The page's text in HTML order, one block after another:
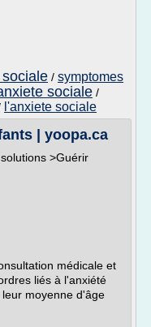
/ symptomes
sociale /
l'anxiete sociale
| yoopa.ca
>Guérir
médicale et
liés à l'anxiété
moyenne d'âge